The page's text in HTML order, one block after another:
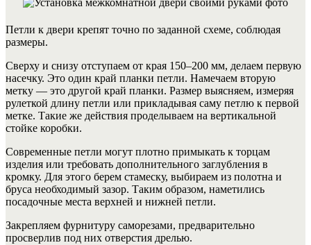
Петли к двери крепят точно по заданной схеме, соблюдая
размеры.
Сверху и снизу отступаем от края 150–200 мм, делаем первую
насечку. Это один край планки петли. Намечаем вторую
метку — это другой край планки. Размер выясняем, измеряя
рулеткой длину петли или прикладывая саму петлю к первой
метке. Такие же действия проделываем на вертикальной
стойке коробки.
Современные петли могут плотно примыкать к торцам
изделия или требовать дополнительного заглубления в
кромку. Для этого берем стамеску, выбираем из полотна и
бруса необходимый зазор. Таким образом, наметились
посадочные места верхней и нижней петли.
Закрепляем фурнитуру саморезами, предварительно
просверлив под них отверстия дрелью.